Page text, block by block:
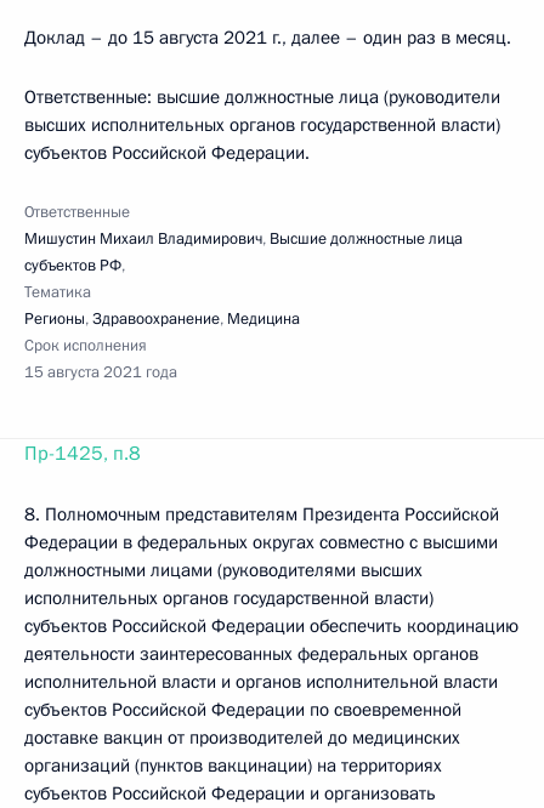
Доклад – до 15 августа 2021 г., далее – один раз в месяц.
Ответственные: высшие должностные лица (руководители
высших исполнительных органов государственной власти)
субъектов Российской Федерации.
Ответственные
Мишустин Михаил Владимирович, Высшие должностные лица
субъектов РФ,
Тематика
Регионы,Здравоохранение, Медицина
Срок исполнения
15 августа 2021 года
Пр-1425, п.8
8. Полномочным представителям Президента Российской
Федерации в федеральных округах совместно с высшими
должностными лицами (руководителями высших
исполнительных органов государственной власти)
субъектов Российской Федерации обеспечить координацию
деятельности заинтересованных федеральных органов
исполнительной власти и органов исполнительной власти
субъектов Российской Федерации по своевременной
доставке вакцин от производителей до медицинских
организаций (пунктов вакцинации) на территориях
субъектов Российской Федерации и организовать